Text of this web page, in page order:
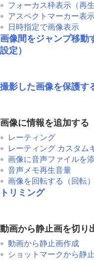
フォーカス枠表示 （再
アスペクトマーカー表
日時指定で画像表示
画像間をジャンプ移動
設定）
撮影した画像を保護す
画像に情報を追加する
レーティング
レーティング カスタム
画像に音声ファイルを
音声メモ再生音量
画像を回転する（ 回転）
トリミング
動画から静止画を切り
動画から静止画作成
ショットマークから静